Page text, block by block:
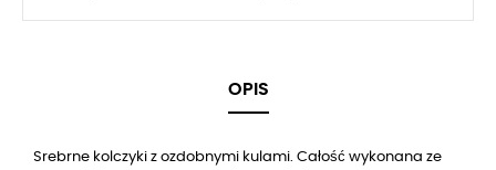
OPIS
Srebrne kolczyki z ozdobnymi kulami. Całość wykonana ze